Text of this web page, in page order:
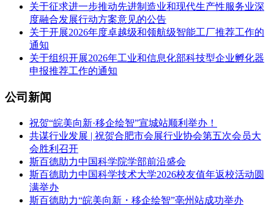
关于征求进一步推动先进制造业和现代生产性服务业深
度融合发展行动方案意见的公告
关于开展2026年度卓越级和领航级智能工厂推荐工作的
通知
关于组织开展2026年工业和信息化部科技型企业孵化器
申报推荐工作的通知
公司新闻
祝贺“皖美向新·移企绘智”宣城站顺利举办！
共谋行业发展 | 祝贺合肥市会展行业协会第五次会员大
会胜利召开
斯百德助力中国科学院学部前沿盛会
斯百德助力中国科学技术大学2026校友值年返校活动圆
满举办
斯百德助力“皖美向新・移企绘智”亳州站成功举办